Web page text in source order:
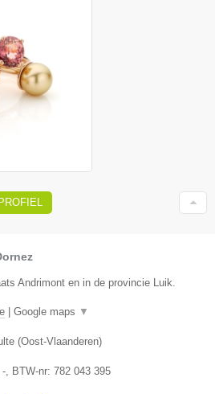
Andrimont en in de provincie Luik.
Google maps ▼
(Oost-Vlaanderen)
-, BTW-nr: 782 043 395